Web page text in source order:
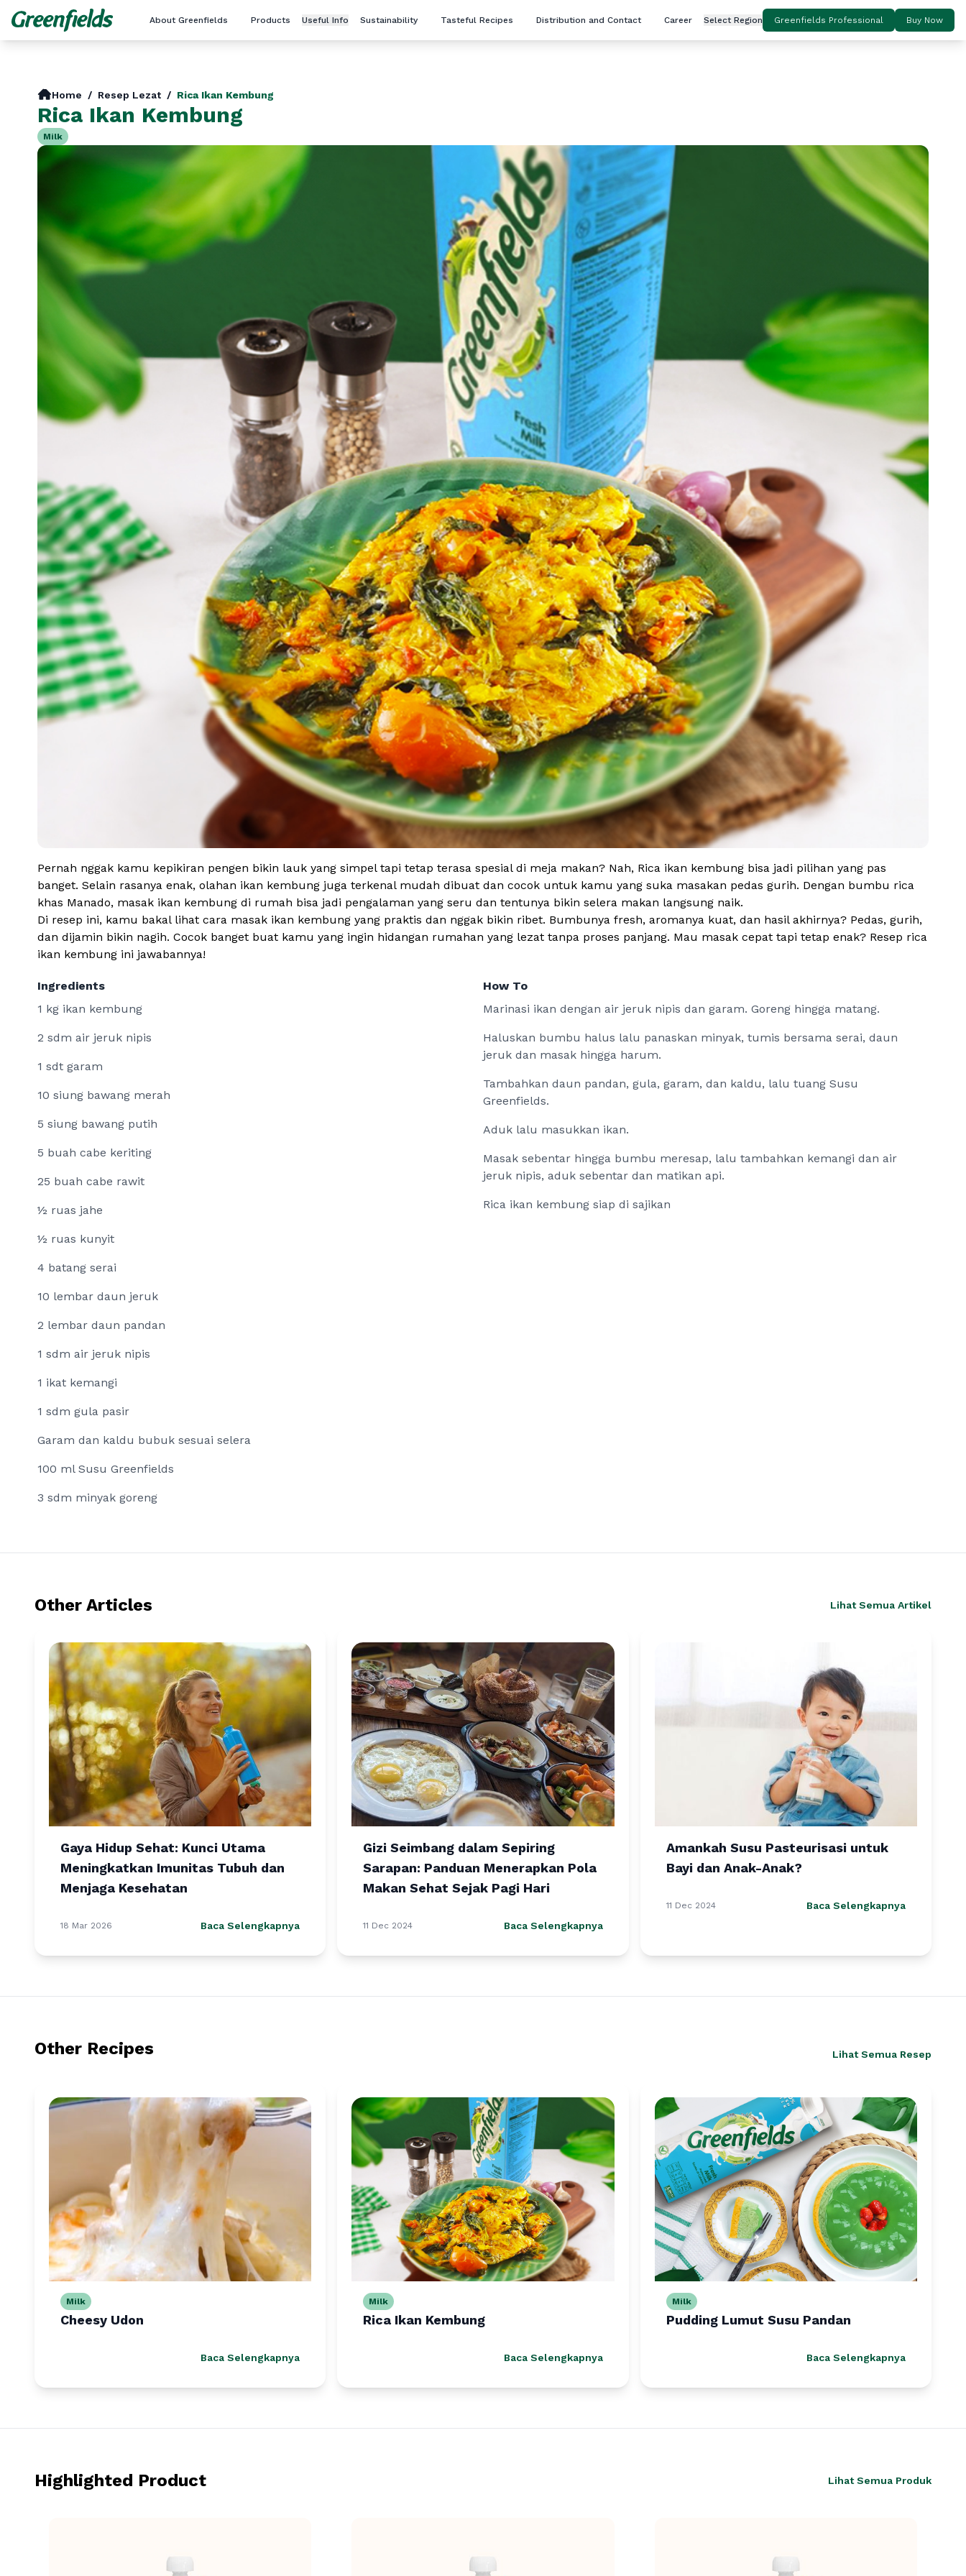
About Greenfields Products Useful Info Sustainability Tasteful Recipes Distribution and Contact Career Select Region Greenfields Professional Buy Now
Home / Resep Lezat / Rica Ikan Kembung
Rica Ikan Kembung
Milk
Pernah nggak kamu kepikiran pengen bikin lauk yang simpel tapi tetap terasa spesial di meja makan? Nah, Rica ikan kembung bisa jadi pilihan yang pas
banget. Selain rasanya enak, olahan ikan kembung juga terkenal mudah dibuat dan cocok untuk kamu yang suka masakan pedas gurih. Dengan bumbu rica
khas Manado, masak ikan kembung di rumah bisa jadi pengalaman yang seru dan tentunya bikin selera makan langsung naik.
Di resep ini, kamu bakal lihat cara masak ikan kembung yang praktis dan nggak bikin ribet. Bumbunya fresh, aromanya kuat, dan hasil akhirnya? Pedas, gurih,
dan dijamin bikin nagih. Cocok banget buat kamu yang ingin hidangan rumahan yang lezat tanpa proses panjang. Mau masak cepat tapi tetap enak? Resep rica
ikan kembung ini jawabannya!
Ingredients
1 kg ikan kembung
2 sdm air jeruk nipis
1 sdt garam
10 siung bawang merah
5 siung bawang putih
5 buah cabe keriting
25 buah cabe rawit
½ ruas jahe
½ ruas kunyit
4 batang serai
10 lembar daun jeruk
2 lembar daun pandan
1 sdm air jeruk nipis
1 ikat kemangi
1 sdm gula pasir
Garam dan kaldu bubuk sesuai selera
100 ml Susu Greenfields
3 sdm minyak goreng
How To
Marinasi ikan dengan air jeruk nipis dan garam. Goreng hingga matang.
Haluskan bumbu halus lalu panaskan minyak, tumis bersama serai, daun
jeruk dan masak hingga harum.
Tambahkan daun pandan, gula, garam, dan kaldu, lalu tuang Susu
Greenfields.
Aduk lalu masukkan ikan.
Masak sebentar hingga bumbu meresap, lalu tambahkan kemangi dan air
jeruk nipis, aduk sebentar dan matikan api.
Rica ikan kembung siap di sajikan
Other Articles Lihat Semua Artikel
Gaya Hidup Sehat: Kunci Utama
Meningkatkan Imunitas Tubuh dan
Menjaga Kesehatan
18 Mar 2026 Baca Selengkapnya
Gizi Seimbang dalam Sepiring
Sarapan: Panduan Menerapkan Pola
Makan Sehat Sejak Pagi Hari
11 Dec 2024 Baca Selengkapnya
Amankah Susu Pasteurisasi untuk
Bayi dan Anak-Anak?
11 Dec 2024 Baca Selengkapnya
Other Recipes Lihat Semua Resep
Milk
Cheesy Udon
Baca Selengkapnya
Milk
Rica Ikan Kembung
Baca Selengkapnya
Milk
Pudding Lumut Susu Pandan
Baca Selengkapnya
Highlighted Product Lihat Semua Produk